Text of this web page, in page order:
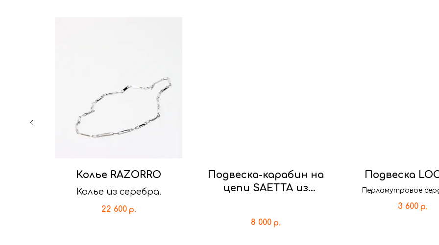
Колье RAZORRO
Колье из серебра.
22 600 р.
Подвеска-карабин на
цепи SAETTA из
8 000 р.
Подвеска
Перламутровое
форма подвески
3 600 р.